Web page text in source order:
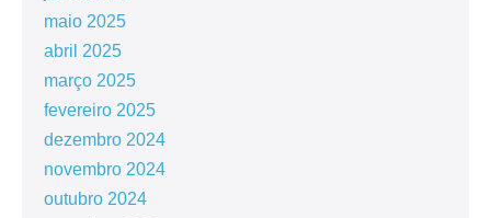
maio 2025
abril 2025
março 2025
fevereiro 2025
dezembro 2024
novembro 2024
outubro 2024